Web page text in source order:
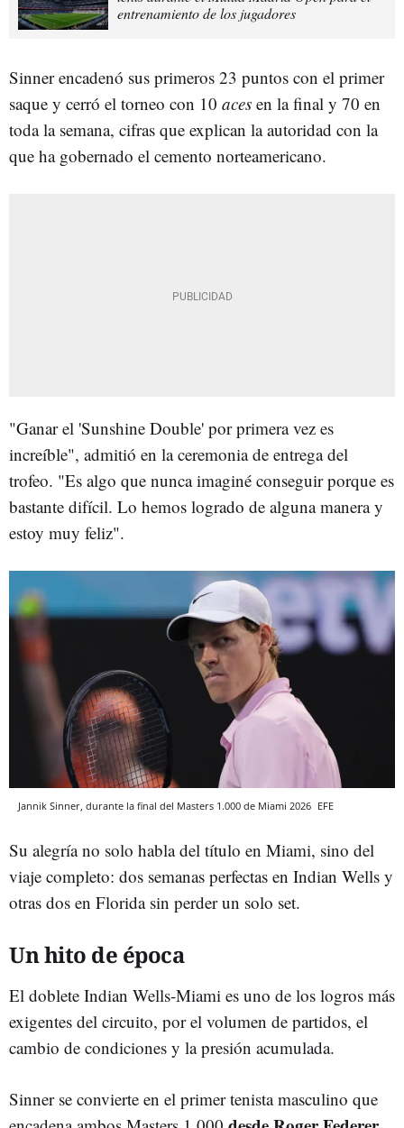
entrenamiento de los jugadores
Sinner encadenó sus primeros 23 puntos con el primer
saque y cerró el torneo con 10 aces en la final y 70 en
toda la semana, cifras que explican la autoridad con la
que ha gobernado el cemento norteamericano.
"Ganar el 'Sunshine Double' por primera vez es
increíble", admitió en la ceremonia de entrega del
trofeo. "Es algo que nunca imaginé conseguir porque es
bastante difícil. Lo hemos logrado de alguna manera y
estoy muy feliz".
Jannik Sinner, durante la final del Masters 1.000 de Miami 2026 EFE
Su alegría no solo habla del título en Miami, sino del
viaje completo: dos semanas perfectas en Indian Wells y
otras dos en Florida sin perder un solo set.
Un hito de época
El doblete Indian Wells-Miami es uno de los logros más
exigentes del circuito, por el volumen de partidos, el
cambio de condiciones y la presión acumulada.
Sinner se convierte en el primer tenista masculino que